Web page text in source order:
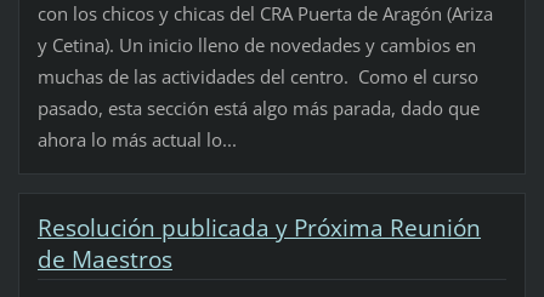
con los chicos y chicas del CRA Puerta de Aragón (Ariza
y Cetina). Un inicio lleno de novedades y cambios en
muchas de las actividades del centro. Como el curso
pasado, esta sección está algo más parada, dado que
ahora lo más actual lo...
Resolución publicada y Próxima Reunión
de Maestros